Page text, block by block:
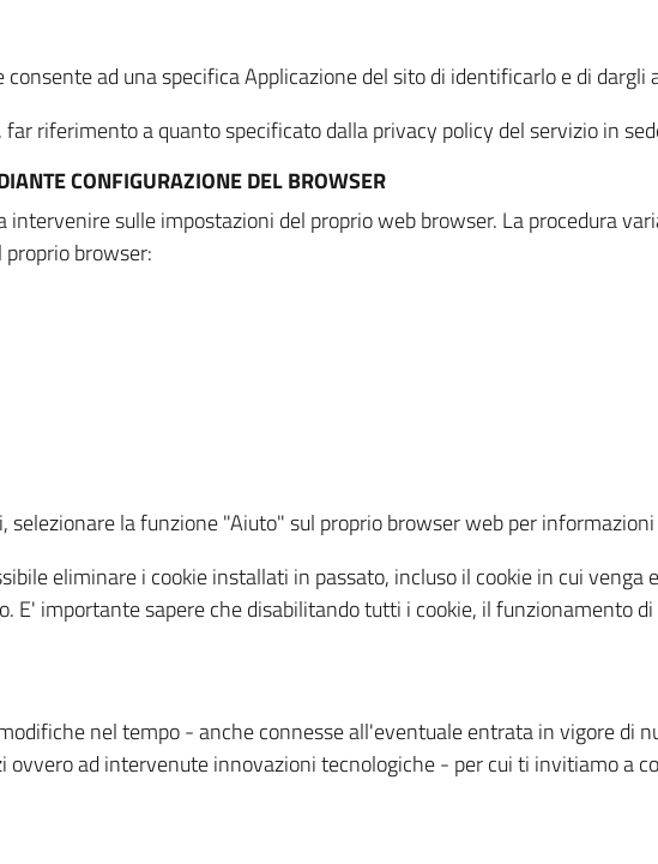
ad una specifica Applicazione del sito di identificarlo e di dargli
riferimento a quanto specificato dalla privacy policy del servizio in
CONFIGURAZIONE DEL BROWSER
sulle impostazioni del proprio web browser. La procedura
browser:
la funzione "Aiuto" sul proprio browser web per
eliminare i cookie installati in passato, incluso il cookie in cui
E' importante sapere che disabilitando tutti i cookie, il funzionamento
nel tempo - anche connesse all'eventuale entrata in vigore di
ad intervenute innovazioni tecnologiche - per cui ti invitiamo a